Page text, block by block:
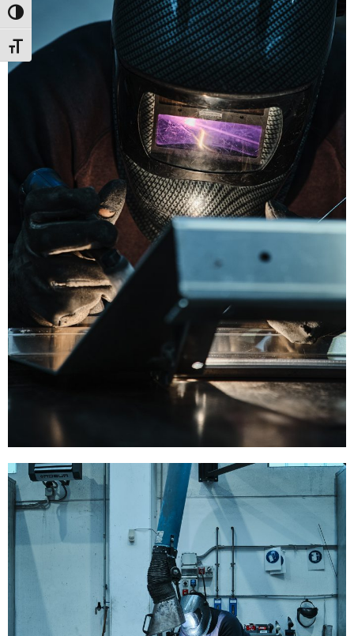
Attiva/disattiva alto contrasto
Attiva/disattiva dimensione testo